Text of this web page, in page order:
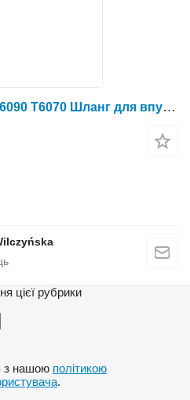
Патрубок New Holland T6090 T6070 Шланг для впуску повітря 174 мм внутрішній діаметр x 160 мм довжина 84238813 до трактора колісного New Holland T6090 T6070
цієї рубрики
з нашою політикою
.